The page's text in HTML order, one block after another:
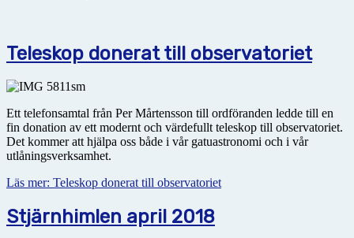
Teleskop donerat till observatoriet
Ett telefonsamtal från Per Mårtensson till ordföranden ledde till en
fin donation av ett modernt och värdefullt teleskop till observatoriet.
Det kommer att hjälpa oss både i vår gatuastronomi och i vår
utlåningsverksamhet.
Läs mer: Teleskop donerat till observatoriet
Stjärnhimlen april 2018